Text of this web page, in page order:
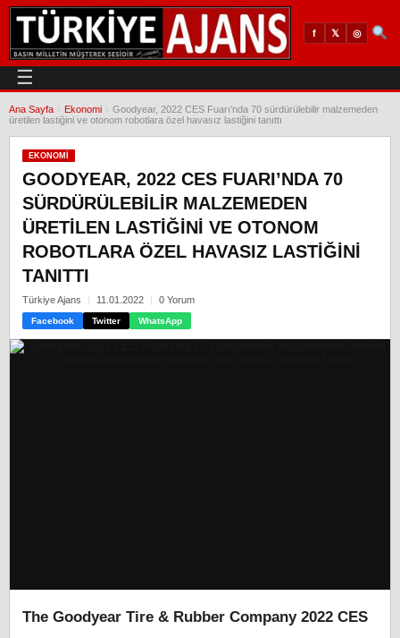
f 𝕏 ◎
☰
Ana Sayfa Ekonomi
Goodyear, 2022 CES Fuarı’nda 70 sürdürülebilir malzemeden
üretilen lastiğini ve otonom robotlara özel havasız lastiğini tanıttı
EKONOMI
GOODYEAR, 2022 CES FUARI’NDA 70
SÜRDÜRÜLEBILIR MALZEMEDEN
ÜRETILEN LASTIĞINI VE OTONOM
ROBOTLARA ÖZEL HAVASIZ LASTIĞINI
TANITTI
Türkiye Ajans 11.01.2022 0 Yorum
Facebook Twitter WhatsApp
The Goodyear Tire & Rubber Company 2022 CES